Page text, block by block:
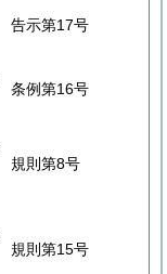
告示第17号
条例第16号
規則第8号
規則第15号